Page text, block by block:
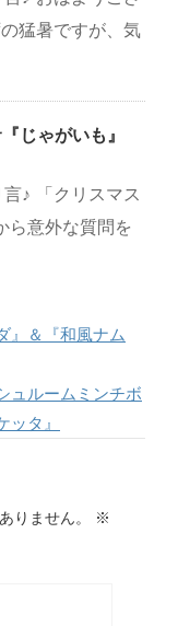
猛暑ですが、気
じゃがいも』
♪ 「クリスマス
ら意外な質問を
』＆『和風ナム
ュルームミンチボ
タ』
りません。
※